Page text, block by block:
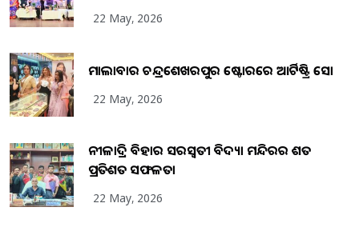
22 May, 2026
ମାଲାବାର ଚନ୍ଦ୍ରଶେଖରପୁର ଷ୍ଟୋରରେ ଆର୍ଟିଷ୍ଟ୍ରି ସୋ
22 May, 2026
ନୀଳାଦ୍ରି ବିହାର ସରସ୍ୱତୀ ବିଦ୍ୟା ମନ୍ଦିରର ଶତ
ପ୍ରତିଶତ ସଫଳତା
22 May, 2026